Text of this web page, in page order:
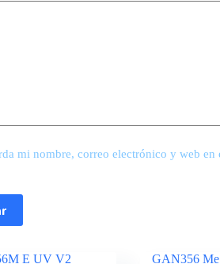
mi nombre, correo electrónico y web en